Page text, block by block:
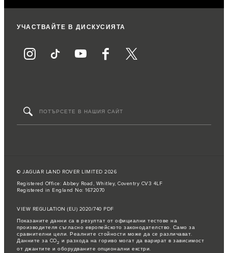
УЧАСТВАЙТЕ В ДИСКУСИЯТА
© JAGUAR LAND ROVER LIMITED 2026
Registered Office: Abbey Road, Whitley, Coventry CV3 4LF
Registered in England No: 1672070
VIEW REGULATION (EU) 2020/740 PDF
Показаните данни са в резултат от официални тестове на
производителя съгласно европейското законодателство. Само за
сравнителни цели. Реалните стойности може да се различават.
Данните за CO2 и разхода на гориво могат да варират в зависимост
от джантите и оборудваните опционални екстри.